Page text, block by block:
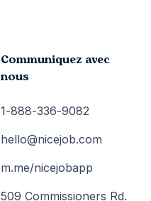
Communiquez avec
nous
1-888-336-9082
hello@nicejob.com
m.me/nicejobapp
509 Commissioners Rd.